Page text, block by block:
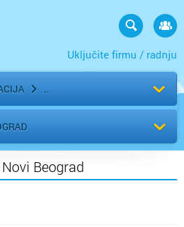
Uključite firmu / radnju
Beograd